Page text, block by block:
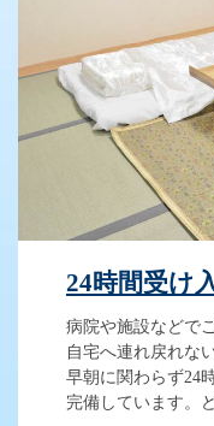
24時間受け
病院や施設などで
自宅へ連れ戻れな
早朝に関わらず24
完備しています。